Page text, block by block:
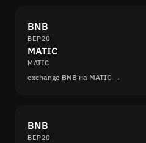
BNB
BEP20
MATIC
MATIC
exchange BNB на MATIC →
BNB
BEP20